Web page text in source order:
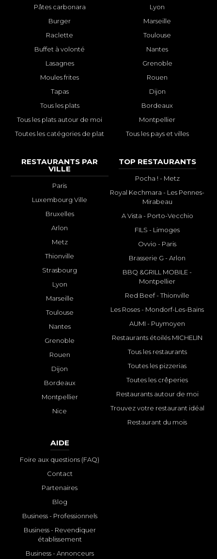
Pâtes carbonara
Burger
Raclette
Buffet à volonté
Lasagnes
Moules frites
Tapas
Tous les plats
Tous les plats autour de moi
Toutes les catégories de plat
Lyon
Marseille
Toulouse
Nantes
Grenoble
Rouen
Dijon
Bordeaux
Montpellier
Tous les pays et villes
RESTAURANTS PAR
VILLE
Paris
Luxembourg Ville
Bruxelles
Arlon
Metz
Thionville
Strasbourg
Lyon
Marseille
Toulouse
Nantes
Grenoble
Rouen
Dijon
Bordeaux
Montpellier
Nice
TOP RESTAURANTS
Pocha ! - Metz
Royal Kechmara - Les Pennes-
Mirabeau
A Vista - Porto-Vecchio
FILS - Limoges
Ovvio - Paris
Brasserie G - Arlon
BBQ &GRILL MOBILE -
Montpellier
Red Beef - Thionville
Les Roses - Mondorf-Les-Bains
AUMI - Puymoyen
Restaurants étoilés MICHELIN
Tous les restaurants
Toutes les pizzerias
Toutes les crêperies
Restaurants autour de moi
Trouvez votre restaurant idéal
Restaurant du mois
AIDE
Foire aux questions (FAQ)
Contact
Partenaires
Blog
Business - Professionnels
Business - Revendiquer
établissement
Business - Annonceurs